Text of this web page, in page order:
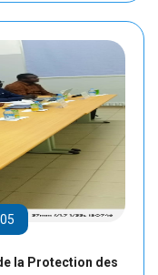
de la Protection des